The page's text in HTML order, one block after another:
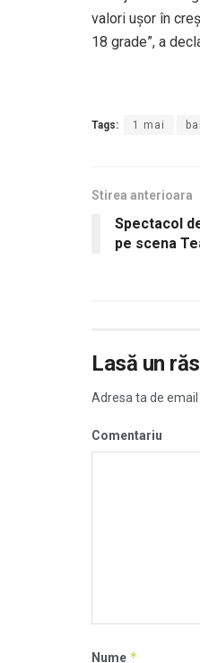
valori ușor în
18 grade”, a
Tags: 1 mai
Stirea anterioara
Spectacol
pe scena
Lasă un
Adresa ta de email
Comentariu
Nume *